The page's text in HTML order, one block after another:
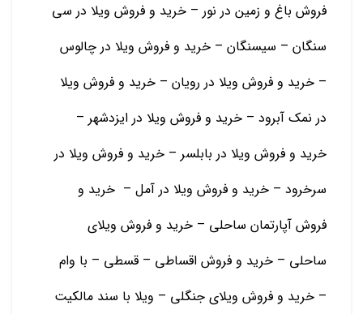
فروش باغ و زمین در نور – خرید و فروش ویلا در سی
سنگان – سیسنگان – خرید و فروش ویلا در چالوس
– خرید و فروش ویلا در رویان – خرید و فروش ویلا
در نمک آبرود – خرید و فروش ویلا در ایزدشهر –
خرید و فروش ویلا در بابلسر – خرید و فروش ویلا در
سرخرود – خرید و فروش ویلا در آمل – خرید و
فروش آپارتمان ساحلی – خرید و فروش ویلای
ساحلی – خرید و فروش اقساطی – قسطی – با وام
– خرید و فروش ویلای جنگلی – ویلا با سند مالکیت